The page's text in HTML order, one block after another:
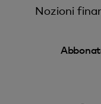
Nozioni